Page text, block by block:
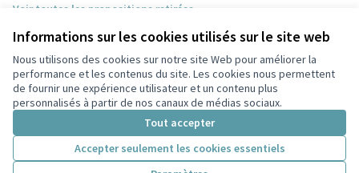
Informations sur les cookies utilisés sur le site web
Nous utilisons des cookies sur notre site Web pour améliorer la
performance et les contenus du site. Les cookies nous permettent
de fournir une expérience utilisateur et un contenu plus
personnalisés à partir de nos canaux de médias sociaux.
Tout accepter
Accepter seulement les cookies essentiels
Voir toutes les propositions retirées
Conditions d'utilisation
Paramètres des cookies
Participez Villeurbanne sur X
(Lien externe)
Participez Villeurbanne sur Facebook
Participez Villeurbanne sur Instagram
Participez Villeurbanne sur YouTube
(Lien externe)
Licence
(Lien